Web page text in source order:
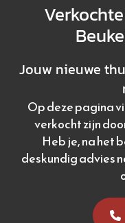
Jouw nieuwe
Op deze pagina
verkocht zijn
Heb je, na het
deskundig advies